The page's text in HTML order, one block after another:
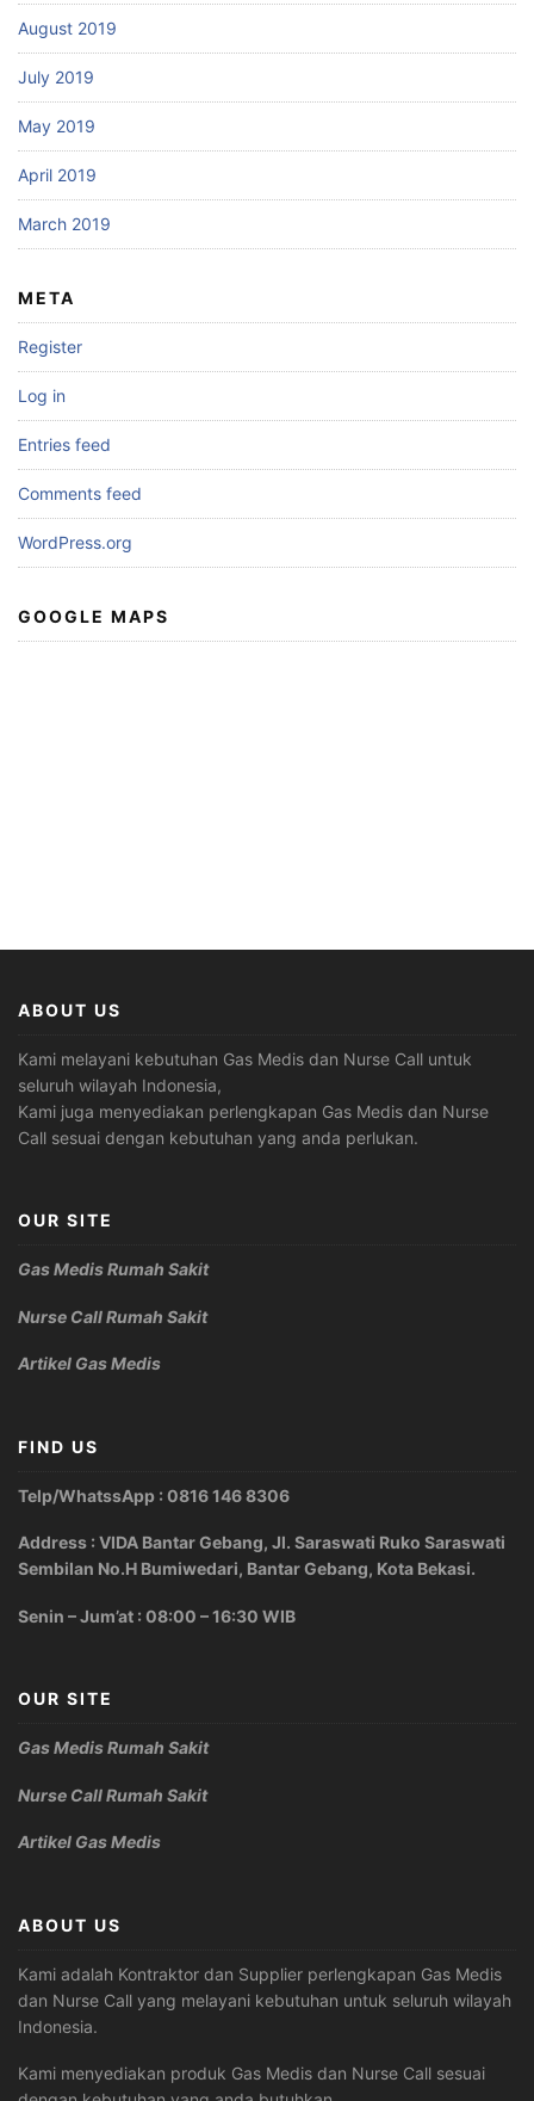
August 2019
July 2019
May 2019
April 2019
March 2019
META
Register
Log in
Entries feed
Comments feed
WordPress.org
GOOGLE MAPS
ABOUT US
Kami melayani kebutuhan Gas Medis dan Nurse Call untuk
seluruh wilayah Indonesia,
Kami juga menyediakan perlengkapan Gas Medis dan Nurse
Call sesuai dengan kebutuhan yang anda perlukan.
OUR SITE
Gas Medis Rumah Sakit
Nurse Call Rumah Sakit
Artikel Gas Medis
FIND US
Telp/WhatssApp : 0816 146 8306
Address : VIDA Bantar Gebang, Jl. Saraswati Ruko Saraswati
Sembilan No.H Bumiwedari, Bantar Gebang, Kota Bekasi.
Senin – Jum’at : 08:00 – 16:30 WIB
OUR SITE
Gas Medis Rumah Sakit
Nurse Call Rumah Sakit
Artikel Gas Medis
ABOUT US
Kami adalah Kontraktor dan Supplier perlengkapan Gas Medis
dan Nurse Call yang melayani kebutuhan untuk seluruh wilayah
Indonesia.
Kami menyediakan produk Gas Medis dan Nurse Call sesuai